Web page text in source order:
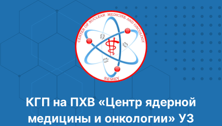
КГП на ПХВ «Центр ядерной
медицины и онкологии» УЗ